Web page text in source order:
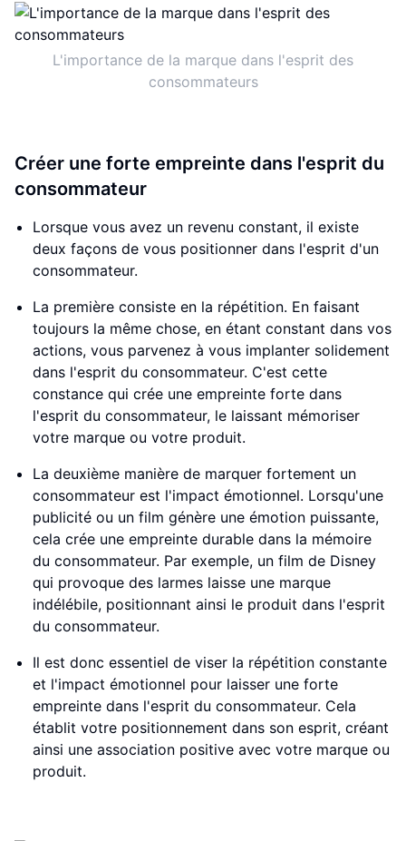
L'importance de la marque dans l'esprit des
consommateurs
Créer une forte empreinte dans l'esprit du
consommateur
Lorsque vous avez un revenu constant, il existe
deux façons de vous positionner dans l'esprit d'un
consommateur.
La première consiste en la répétition. En faisant
toujours la même chose, en étant constant dans vos
actions, vous parvenez à vous implanter solidement
dans l'esprit du consommateur. C'est cette
constance qui crée une empreinte forte dans
l'esprit du consommateur, le laissant mémoriser
votre marque ou votre produit.
La deuxième manière de marquer fortement un
consommateur est l'impact émotionnel. Lorsqu'une
publicité ou un film génère une émotion puissante,
cela crée une empreinte durable dans la mémoire
du consommateur. Par exemple, un film de Disney
qui provoque des larmes laisse une marque
indélébile, positionnant ainsi le produit dans l'esprit
du consommateur.
Il est donc essentiel de viser la répétition constante
et l'impact émotionnel pour laisser une forte
empreinte dans l'esprit du consommateur. Cela
établit votre positionnement dans son esprit, créant
ainsi une association positive avec votre marque ou
produit.